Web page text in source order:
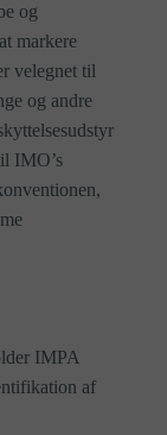
og
markere
velegnet til
og andre
IMO’s
IMPA
af